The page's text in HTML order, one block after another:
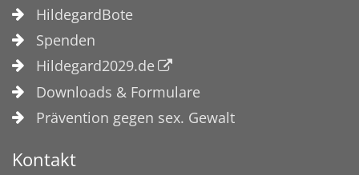
HildegardBote
Spenden
Hildegard2029.de
Downloads & Formulare
Prävention gegen sex. Gewalt
Kontakt